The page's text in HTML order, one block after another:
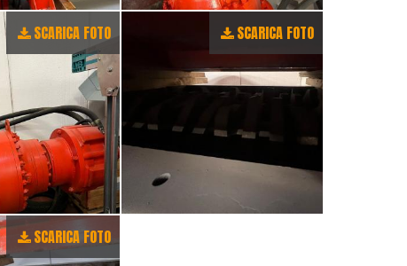
SCARICA FOTO SCARICA FOTO
SCARICA FOTO